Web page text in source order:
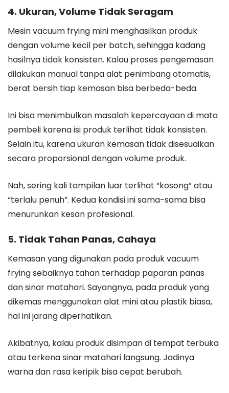
4. Ukuran, Volume Tidak Seragam
Mesin vacuum frying mini menghasilkan produk
dengan volume kecil per batch, sehingga kadang
hasilnya tidak konsisten. Kalau proses pengemasan
dilakukan manual tanpa alat penimbang otomatis,
berat bersih tiap kemasan bisa berbeda-beda.
Ini bisa menimbulkan masalah kepercayaan di mata
pembeli karena isi produk terlihat tidak konsisten.
Selain itu, karena ukuran kemasan tidak disesuaikan
secara proporsional dengan volume produk.
Nah, sering kali tampilan luar terlihat “kosong” atau
“terlalu penuh”. Kedua kondisi ini sama-sama bisa
menurunkan kesan profesional.
5. Tidak Tahan Panas, Cahaya
Kemasan yang digunakan pada produk vacuum
frying sebaiknya tahan terhadap paparan panas
dan sinar matahari. Sayangnya, pada produk yang
dikemas menggunakan alat mini atau plastik biasa,
hal ini jarang diperhatikan.
Akibatnya, kalau produk disimpan di tempat terbuka
atau terkena sinar matahari langsung. Jadinya
warna dan rasa keripik bisa cepat berubah.